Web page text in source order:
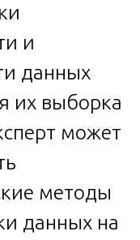
и
данных
их выборка
может
методы
данных на